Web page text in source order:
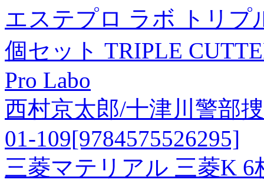
エステプロ ラボ トリプ
個セット TRIPLE
Pro Labo
西村京太郎/十津川警部
01-109[9784575526295]
三菱マテリアル 三菱K